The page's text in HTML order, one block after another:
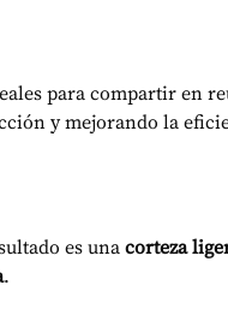
para compartir en
y mejorando la
es unacorteza
.